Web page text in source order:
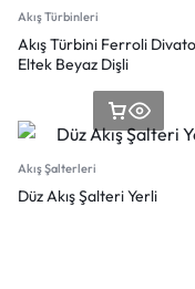
Akış Türbinleri
Akış Türbini Ferroli
Eltek Beyaz Dişli
Akış Şalterleri
Düz Akış Şalteri Yerli